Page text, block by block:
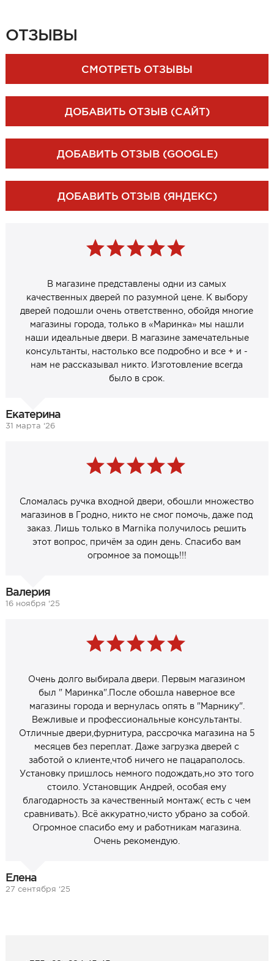
ОТЗЫВЫ
СМОТРЕТЬ ОТЗЫВЫ
ДОБАВИТЬ ОТЗЫВ (САЙТ)
ДОБАВИТЬ ОТЗЫВ (GOOGLE)
ДОБАВИТЬ ОТЗЫВ (ЯНДЕКС)
В магазине представлены одни из самых
качественных дверей по разумной цене. К выбору
дверей подошли очень ответственно, обойдя многие
магазины города, только в «Маринка» мы нашли
наши идеальные двери. В магазине замечательные
консультанты, настолько все подробно и все + и -
нам не рассказывал никто. Изготовление всегда
было в срок.
Екатерина
31 марта ‘26
Сломалась ручка входной двери, обошли множество
магазинов в Гродно, никто не смог помочь, даже под
заказ. Лишь только в Marnika получилось решить
этот вопрос, причём за один день. Спасибо вам
огромное за помощь!!!
Валерия
16 ноября ‘25
Очень долго выбирала двери. Первым магазином
был " Маринка".После обошла наверное все
магазины города и вернулась опять в "Марнику".
Вежливые и профессиональные консультанты.
Отличные двери,фурнитура, рассрочка магазина на 5
месяцев без переплат. Даже загрузка дверей с
заботой о клиенте,чтоб ничего не пацараполось.
Установку пришлось немного подождать,но это того
стоило. Установщик Андрей, особая ему
благодарность за качественный монтаж( есть с чем
сравнивать). Всё аккуратно,чисто убрано за собой.
Огромное спасибо ему и работникам магазина.
Очень рекомендую.
Елена
27 сентября ‘25